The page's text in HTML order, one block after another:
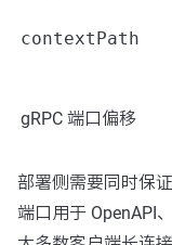
contextPath
gRPC 端口偏移
部署侧需要同时保
端口用于 OpenAPI